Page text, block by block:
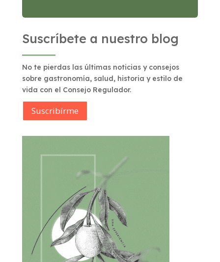
Suscríbete a nuestro blog
No te pierdas las últimas noticias y consejos
sobre gastronomía, salud, historia y estilo de
vida con el Consejo Regulador.
Suscribírme